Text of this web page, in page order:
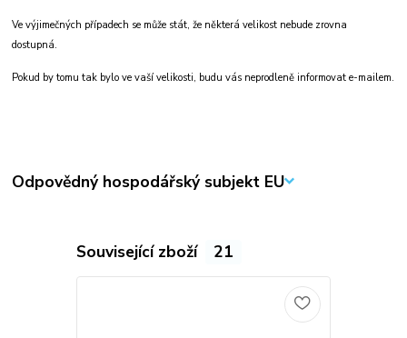
Ve výjimečných případech se může stát, že některá velikost nebude zrovna
dostupná.
Pokud by tomu tak bylo ve vaší velikosti, budu vás neprodleně informovat e-mailem.
Odpovědný hospodářský subjekt EU
Související zboží 21